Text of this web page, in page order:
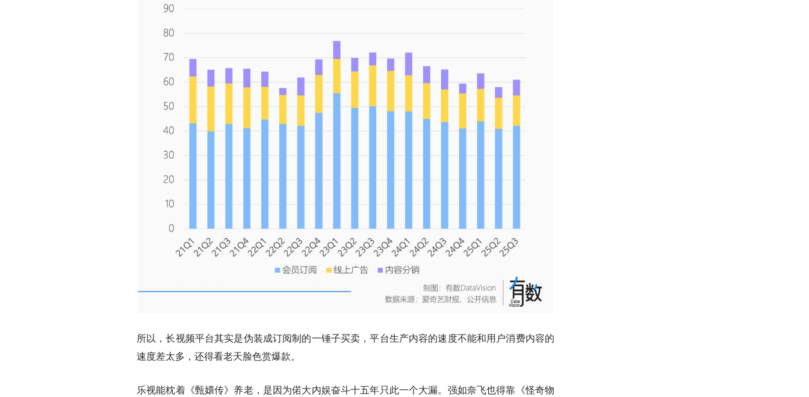
所以，长视频平台其实是伪装成订阅制的一锤子买卖 ，平台生产内容的速度不能和用户消费内容的
速度差太多，还得看老天脸色赏爆款。
乐视能枕着《甄嬛传》养老，是因为偌大内娱奋斗十五年只此一个大漏。强如奈飞也得靠《怪奇物